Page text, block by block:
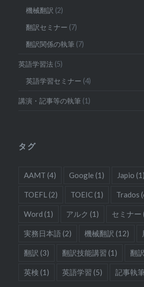
機械翻訳 (2)
翻訳セミナー (7)
翻訳関係の執筆 (7)
英語学習法 (5)
英語学習セミナー (4)
講演・記事等の執筆 (1)
タグ
AAMT (4) Google (1) Japio (1)
TOEFL (2) TOEIC(1) Trados
Word (1) アルク (1) セミナー
実務日本語 (2) 機械翻訳 (12)
翻訳 (3) 翻訳技能講習 (1) 翻
英検 (1) 英語学習 (5) 記事執